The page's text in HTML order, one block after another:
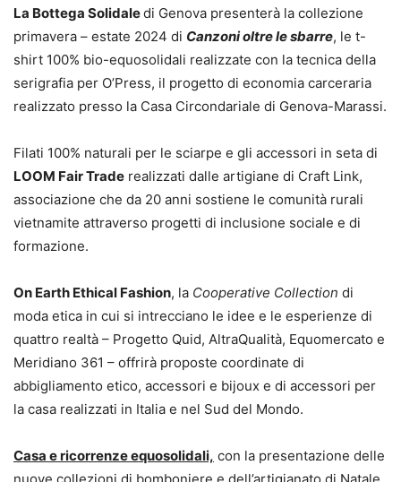
La Bottega Solidaledi Genova presenterà la collezione
primavera – estate 2024 di Canzoni oltre le sbarre, le t-
shirt 100% bio-equosolidali realizzate con la tecnica della
serigrafia per O’Press, il progetto di economia carceraria
realizzato presso la Casa Circondariale di Genova-Marassi.
Filati 100% naturali per le sciarpe e gli accessori in seta di
LOOM Fair Trade realizzati dalle artigiane di Craft Link,
associazione che da 20 anni sostiene le comunità rurali
vietnamite attraverso progetti di inclusione sociale e di
formazione.
On Earth Ethical Fashion, la Cooperative Collection di
moda etica in cui si intrecciano le idee e le esperienze di
quattro realtà – Progetto Quid, AltraQualità, Equomercato e
Meridiano 361 – offrirà proposte coordinate di
abbigliamento etico, accessori e bijoux e di accessori per
la casa realizzati in Italia e nel Sud del Mondo.
Casa e ricorrenze equosolidali, con la presentazione delle